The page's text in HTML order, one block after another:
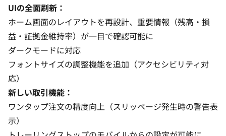
UIの全面刷新：
ホーム画面のレイアウトを再設計、重要情報（残高・損
益・証拠金維持率）が一目で確認可能に
ダークモードに対応
フォントサイズの調整機能を追加（アクセシビリティ対
応）
新しい取引機能：
ワンタップ注文の精度向上（スリッページ発生時の警告表
示）